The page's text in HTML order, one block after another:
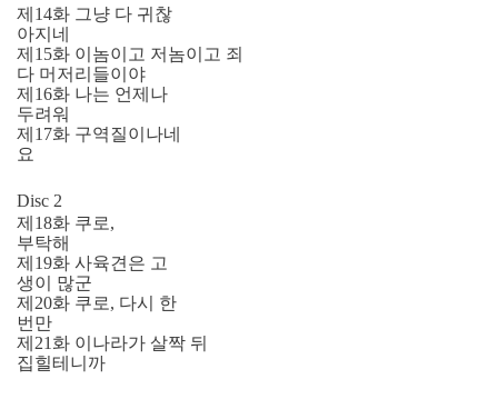
제14화 그냥 다 귀찮
아지네
제15화 이놈이고 저놈이고 죄
다 머저리들이야
제16화 나는 언제나
두려워
제17화 구역질이나네
요
Disc 2
제18화 쿠로,
부탁해
제19화 사육견은 고
생이 많군
제20화 쿠로, 다시 한
번만
제21화 이나라가 살짝 뒤
집힐테니까